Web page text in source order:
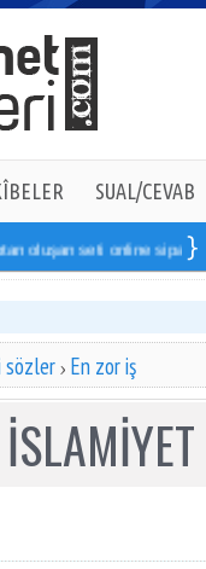
SUAL/CEVAB
seti online sipariş
sözler En zor iş